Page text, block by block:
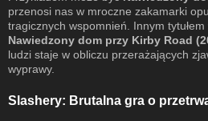
przenosi nas w mroczne zakamarki
tragicznych wspomnień. Innym
Nawiedzony dom przy Kirby Road
ludzi staje w obliczu przerażających
wyprawy.
Slashery: Brutalna gra o